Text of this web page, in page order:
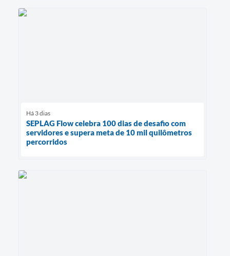
Há 3 dias
SEPLAG Flow celebra 100 dias de desafio com
servidores e supera meta de 10 mil quilômetros
percorridos